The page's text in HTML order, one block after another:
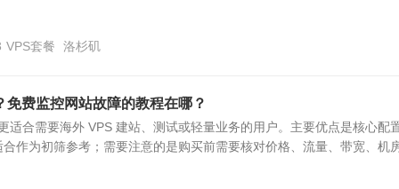
VPS套餐 洛杉矶
免费监控网站故障的教程在哪？
适合需要海外 VPS 建站、测试或轻量业务的用户。主要优点是核心配
作为初筛参考；需要注意的是购买前需要核对价格、流量、带宽、机房